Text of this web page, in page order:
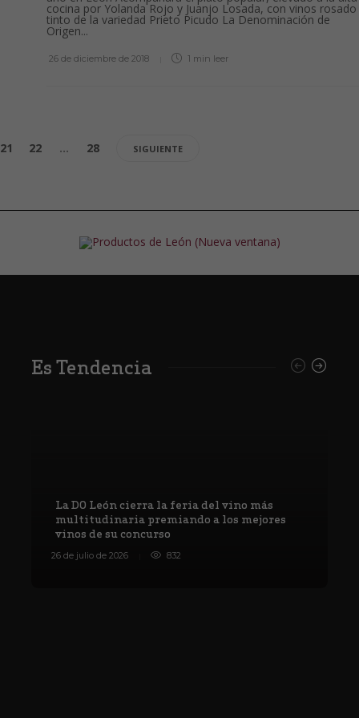
cocina por Yolanda Rojo y Juanjo Losada, con vinos rosado
tinto de la variedad Prieto Picudo La Denominación de
Origen...
26 de diciembre de 2018 1 min leer
21 22 … 28 SIGUIENTE
Es Tendencia
La DO León cierra la feria del vino más
multitudinaria premiando a los mejores
vinos de su concurso
26 de julio de 2026 832